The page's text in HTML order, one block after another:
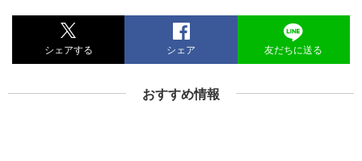
シェアする シェア 友だちに送る
おすすめ情報